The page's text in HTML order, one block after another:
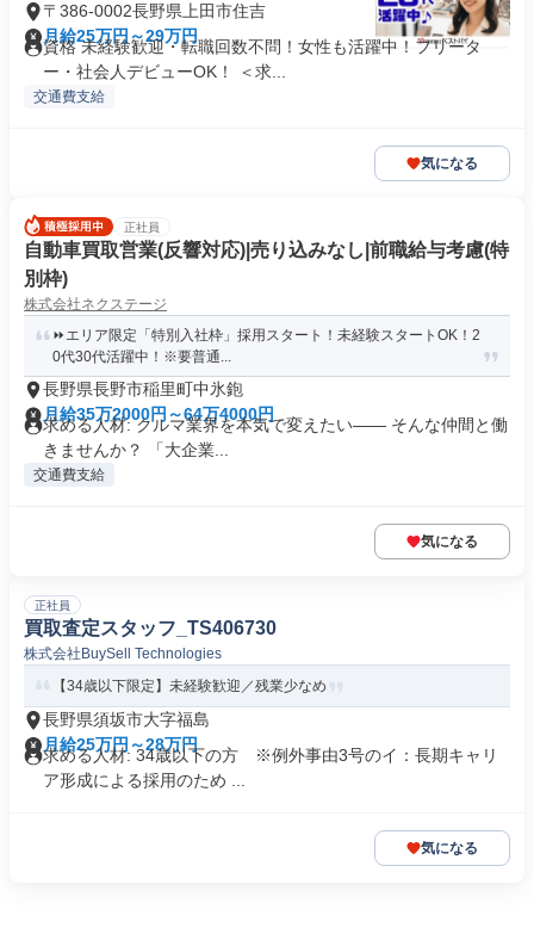
〒386-0002長野県上田市住吉
月給25万円～29万円
資格 未経験歓迎・転職回数不問！女性も活躍中！フリータ
ー・社会人デビューOK！ ＜求...
交通費支給
気になる
正社員
自動車買取営業(反響対応)|売り込みなし|前職給与考慮(特
別枠)
株式会社ネクステージ
⏩️エリア限定「特別入社枠」採用スタート！未経験スタートOK！2
0代30代活躍中！※要普通...
長野県長野市稲里町中氷鉋
月給35万2000円～64万4000円
求める人材: クルマ業界を本気で変えたい―― そんな仲間と働
きませんか？ 「大企業...
交通費支給
気になる
正社員
買取査定スタッフ_TS406730
株式会社BuySell Technologies
【34歳以下限定】未経験歓迎／残業少なめ
長野県須坂市大字福島
月給25万円～28万円
求める人材: 34歳以下の方 ※例外事由3号のイ：長期キャリ
ア形成による採用のため ...
気になる